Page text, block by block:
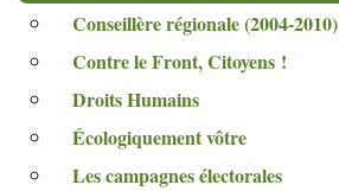
Conseillère régionale (2004-2010)
Contre le Front, Citoyens !
Droits Humains
Écologiquement vôtre
Les campagnes électorales